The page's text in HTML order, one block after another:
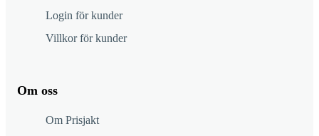
Login för kunder
Villkor för kunder
Om oss
Om Prisjakt